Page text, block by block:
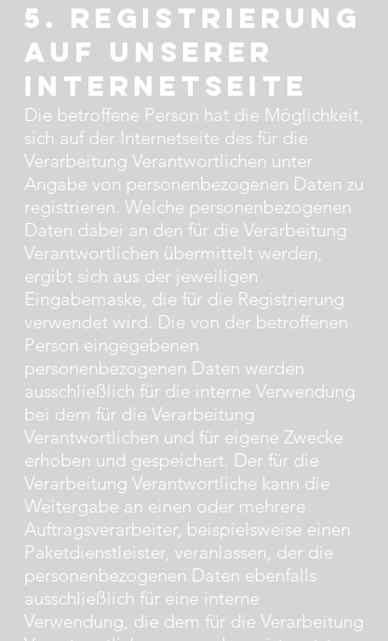
5. Registrierung
auf unserer
Internetseite​
Die betroffene Person hat die Möglichkeit,
sich auf der Internetseite des für die
Verarbeitung Verantwortlichen unter
Angabe von personenbezogenen Daten zu
registrieren. Welche personenbezogenen
Daten dabei an den für die Verarbeitung
Verantwortlichen übermittelt werden,
ergibt sich aus der jeweiligen
Eingabemaske, die für die Registrierung
verwendet wird. Die von der betroffenen
Person eingegebenen
personenbezogenen Daten werden
ausschließlich für die interne Verwendung
bei dem für die Verarbeitung
Verantwortlichen und für eigene Zwecke
erhoben und gespeichert. Der für die
Verarbeitung Verantwortliche kann die
Weitergabe an einen oder mehrere
Auftragsverarbeiter, beispielsweise einen
Paketdienstleister, veranlassen, der die
personenbezogenen Daten ebenfalls
ausschließlich für eine interne
Verwendung, die dem für die Verarbeitung